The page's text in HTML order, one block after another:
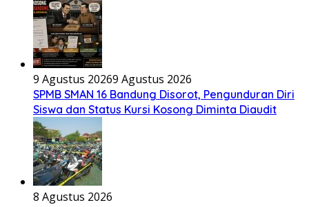
9 Agustus 20269 Agustus 2026
SPMB SMAN 16 Bandung Disorot, Pengunduran Diri
Siswa dan Status Kursi Kosong Diminta Diaudit
8 Agustus 2026